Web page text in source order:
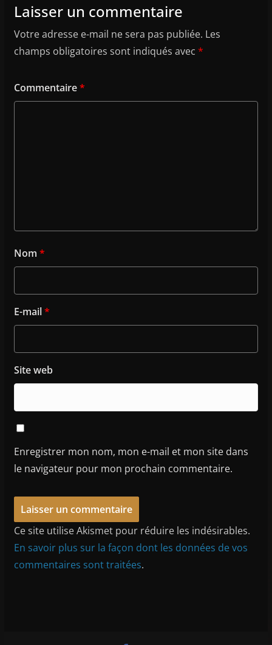
Laisser un commentaire
Votre adresse e-mail ne sera pas publiée. Les
champs obligatoires sont indiqués avec *
Commentaire*
Nom *
E-mail*
Site web
Enregistrer mon nom, mon e-mail et mon site dans
le navigateur pour mon prochain commentaire.
Ce site utilise Akismet pour réduire les indésirables.
En savoir plus sur la façon dont les données de vos
commentaires sont traitées.